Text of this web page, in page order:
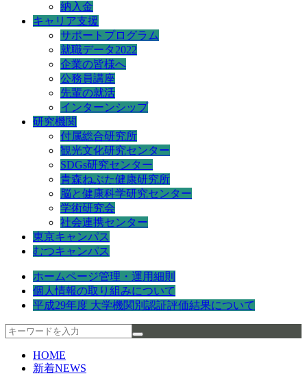
納入金
キャリア支援
サポートプログラム
就職データ2022
企業の皆様へ
公務員講座
先輩の就活
インターンシップ
研究機関
付属総合研究所
観光文化研究センター
SDGs研究センター
青森ねぶた健康研究所
脳と健康科学研究センター
学術研究会
社会連携センター
東京キャンパス
むつキャンパス
ホームページ管理・運用細則
個人情報の取り組みについて
平成29年度 大学機関別認証評価結果について
HOME
新着NEWS